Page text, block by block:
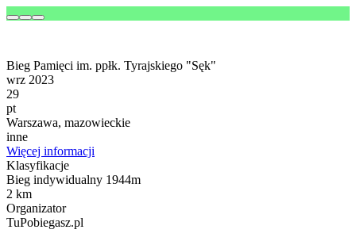
Bieg Pamięci im. ppłk. Tyrajskiego "Sęk"
wrz 2023
29
pt
Warszawa, mazowieckie
inne
Więcej informacji
Klasyfikacje
Bieg indywidualny 1944m
2 km
Organizator
TuPobiegasz.pl